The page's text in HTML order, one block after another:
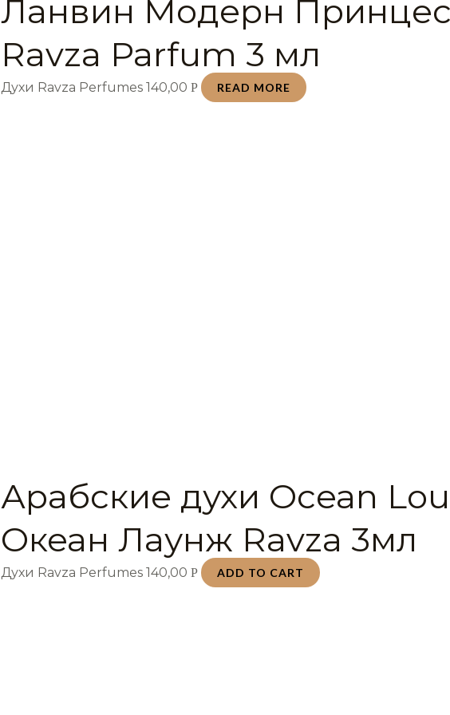
Ланвин Модерн
Ravza Parfum 3 мл
Духи Ravza Perfumes140,00Р READ MORE
Арабские духи Ocean
Океан Лаунж Ravza 3мл
Духи Ravza Perfumes140,00Р ADD TO CART